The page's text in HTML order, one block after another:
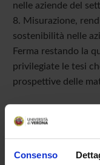
Consenso
nelle aziende del
8. Misurazione,
sostenibilità nelle
Ferma restando la
privilegiate le tesi
prospettive delle
Al premio
che si saranno
settembre 2024 fino